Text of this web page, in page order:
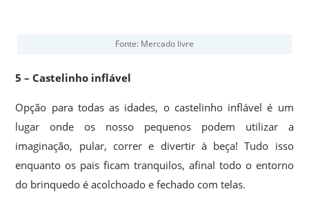
Fonte: Mercado livre
5 – Castelinho inflável
Opção para todas as idades, o castelinho inflável é um
lugar onde os nosso pequenos podem utilizar a
imaginação, pular, correr e divertir à beça! Tudo isso
enquanto os pais ficam tranquilos, afinal todo o entorno
do brinquedo é acolchoado e fechado com telas.